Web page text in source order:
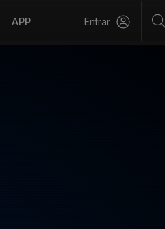
APP Entrar